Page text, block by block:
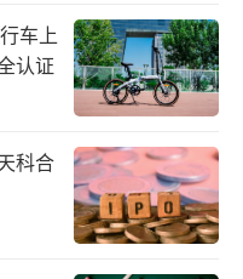
年，敷尔佳医疗
用透明质酸钠修复
酸钠修复贴（黑
入来自医疗器械类
的布局，敷尔佳的
涨。根据招股书数
车上
认证
科合